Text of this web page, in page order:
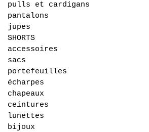
pulls et cardigans
pantalons
jupes
SHORTS
accessoires
sacs
portefeuilles
écharpes
chapeaux
ceintures
lunettes
bijoux